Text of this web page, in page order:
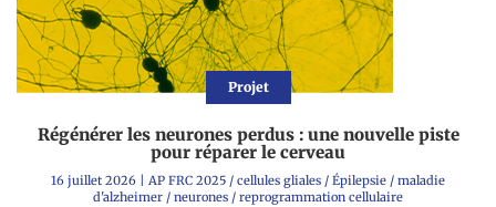
Projet
Régénérer les neurones perdus : une nouvelle piste
pour réparer le cerveau
16 juillet 2026 | AP FRC 2025 / cellules gliales / Épilepsie / maladie
d'alzheimer / neurones / reprogrammation cellulaire